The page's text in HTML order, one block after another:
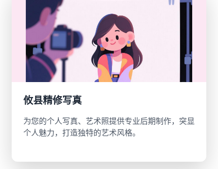
攸县精修写真
为您的个人写真、艺术照提供专业后期制作，突显
个人魅力，打造独特的艺术风格。